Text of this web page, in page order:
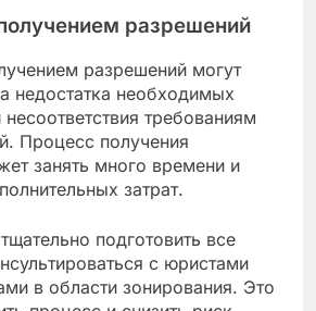
разрешений
разрешений могут
недостатка необходимых
требованиям
Процесс получения
занять много времени и
затрат.
подготовить все
с юристами
в области зонирования. Это